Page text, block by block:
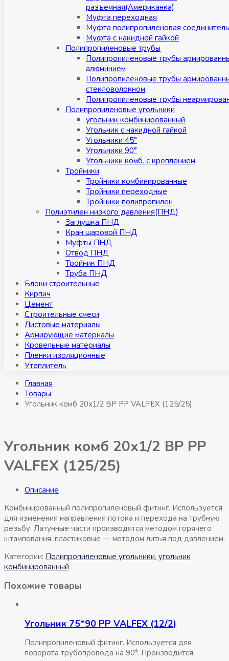
разъемная(Американка)
Муфта переходная
Муфта полипропиленовая
Муфта с накидной гайкой
Полипропиленовые трубы
Полипропиленовые трубы
алюминием
Полипропиленовые трубы
стекловолокном
Полипропиленовые трубы
Полипропиленовые угольники
угольник комбинированный
Угольник с накидной гайкой
Угольники 45°
Угольники 90°
Угольники комб. с креплением
Тройники
Тройники комбинированные
Тройники переходные
Тройники полипропилен
Полиэтилен низкого давления(ПНД)
Заглушка ПНД
Кран шаровой ПНД
Муфты ПНД
Отвод ПНД
Тройник ПНД
Труба ПНД
Блоки строительные
Кирпич
Цемент
Строительные смеси
Листовые материалы
Армирующие материалы
Кровельные материалы
Пленки изоляционные
Утеплитель
Главная
Товары
Угольник комб 20х1/2 ВР РР VALFEX (125/25)
Угольник комб 20х1/2 ВР РР
VALFEX (125/25)
Описание
Комбинированный полипропиленовый фитинг. Используется
для изменения направления потока и перехода на трубную
резьбу. Латунные части производятся методом горячего
штампования, пластиковые — методом литья под давлением.
Категории: Полипропиленовые угольники, угольник
комбинированный
Похожие товары
Угольник 75*90 РР VALFEX (12/2)
Полипропиленовый фитинг. Используется для
поворота трубопровода на 90°. Производится